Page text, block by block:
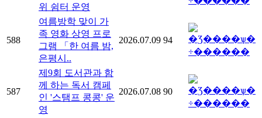
위 쉼터 운영
588
여름방학 맞이 가
족 영화 상영 프로
그램 「한 여름 밤,
은평시..
2026.07.09 94
587
제9회 도서관과 함
께 하는 독서 캠페
인 '스탬프 콩콩' 운
영
2026.07.08 90